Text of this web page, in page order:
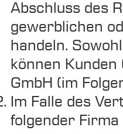
Abschluss des
gewerblichen
handeln.
können Kunden
GmbH (im
Im Falle des
folgender Firma